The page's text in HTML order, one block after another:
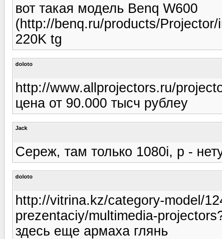
вот такая модель Benq W600
(http://benq.ru/products/
220K tg
doloto
http://www.allprojectors.ru/
цена от 90.000 тысч рублеу
Jack
Сереж, там только 1080i, p -
doloto
http://vitrina.kz/category-model/
prezentaciy/multimedia-
здесь еще армаха глянь